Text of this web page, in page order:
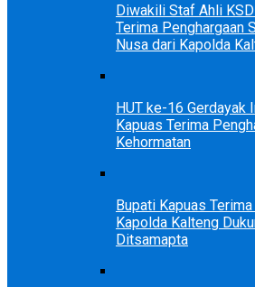
Diwakili Staf Ahli
Terima Penghargaan
Nusa dari Kapolda
HUT ke-16 Gerdayak
Kapuas Terima
Kehormatan
Bupati Kapuas
Kapolda Kalteng
Ditsamapta